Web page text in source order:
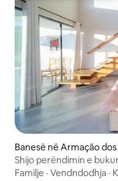
Banesë në Armação
Shijo perëndimin e
Familje · Vendndodhja ·